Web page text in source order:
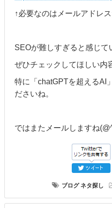
↑必要なのはメールアドレ
SEOが難しすぎると感じて
ぜひチェックしてほしい内
特に「chatGPTを超えるAI
ださいね。
ではまたメールしますね
ブログ ネタ探し